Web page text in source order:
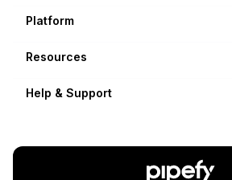
Platform
Resources
Help & Support